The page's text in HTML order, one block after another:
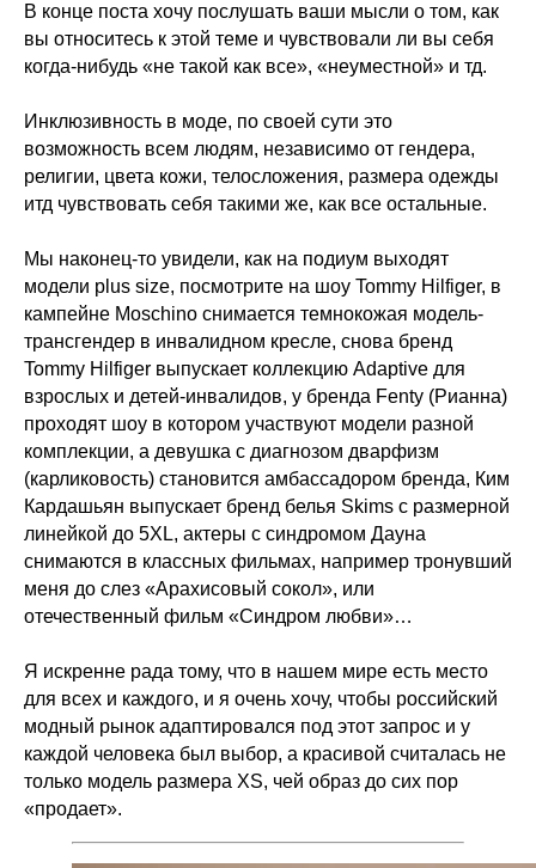
В конце поста хочу послушать ваши мысли о том, как
вы относитесь к этой теме и чувствовали ли вы себя
когда-нибудь «не такой как все», «неуместной» и тд.
Инклюзивность в моде, по своей сути это
возможность всем людям, независимо от гендера,
религии, цвета кожи, телосложения, размера одежды
итд чувствовать себя такими же, как все остальные.
Мы наконец-то увидели, как на подиум выходят
модели plus size, посмотрите на шоу Tommy Hilfiger, в
кампейне Moschino снимается темнокожая модель-
трансгендер в инвалидном кресле, снова бренд
Tommy Hilfiger выпускает коллекцию Adaptive для
взрослых и детей-инвалидов, у бренда Fenty (Рианна)
проходят шоу в котором участвуют модели разной
комплекции, а девушка с диагнозом дварфизм
(карликовость) становится амбассадором бренда, Ким
Кардашьян выпускает бренд белья Skims с размерной
линейкой до 5XL, актеры с синдромом Дауна
снимаются в классных фильмах, например тронувший
меня до слез «Арахисовый сокол», или
отечественный фильм «Синдром любви»…
Я искренне рада тому, что в нашем мире есть место
для всех и каждого, и я очень хочу, чтобы российский
модный рынок адаптировался под этот запрос и у
каждой человека был выбор, а красивой считалась не
только модель размера XS, чей образ до сих пор
«продает».